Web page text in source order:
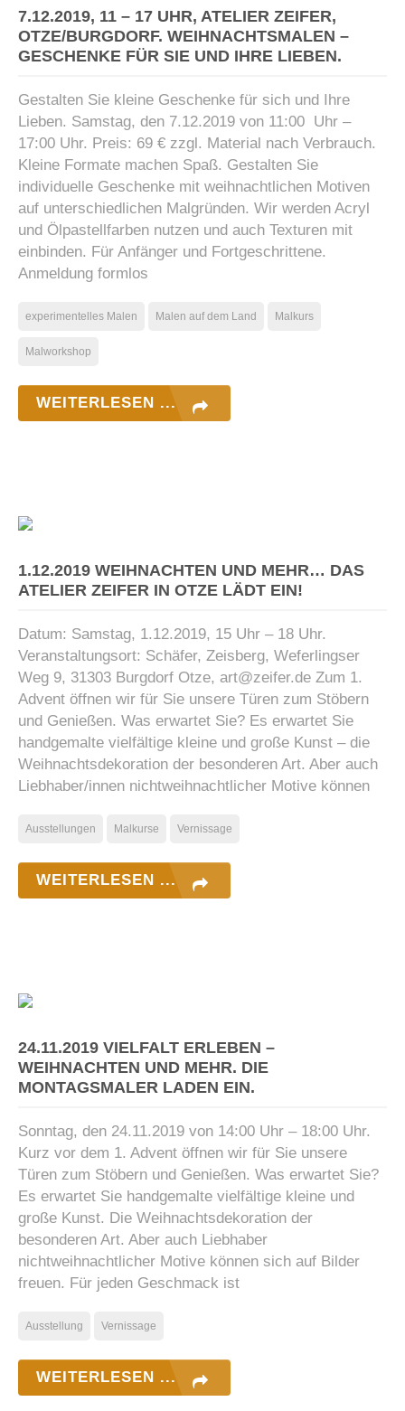
7.12.2019, 11 – 17 UHR, ATELIER ZEIFER,
OTZE/BURGDORF. WEIHNACHTSMALEN –
GESCHENKE FÜR SIE UND IHRE LIEBEN.
Gestalten Sie kleine Geschenke für sich und Ihre
Lieben. Samstag, den 7.12.2019 von 11:00 Uhr –
17:00 Uhr. Preis: 69 € zzgl. Material nach Verbrauch.
Kleine Formate machen Spaß. Gestalten Sie
individuelle Geschenke mit weihnachtlichen Motiven
auf unterschiedlichen Malgründen. Wir werden Acryl
und Ölpastellfarben nutzen und auch Texturen mit
einbinden. Für Anfänger und Fortgeschrittene.
Anmeldung formlos
experimentelles Malen Malen auf dem Land Malkurs
Malworkshop
WEITERLESEN ...
1.12.2019 WEIHNACHTEN UND MEHR… DAS
ATELIER ZEIFER IN OTZE LÄDT EIN!
Datum: Samstag, 1.12.2019, 15 Uhr – 18 Uhr.
Veranstaltungsort: Schäfer, Zeisberg, Weferlingser
Weg 9, 31303 Burgdorf Otze, art@zeifer.de Zum 1.
Advent öffnen wir für Sie unsere Türen zum Stöbern
und Genießen. Was erwartet Sie? Es erwartet Sie
handgemalte vielfältige kleine und große Kunst – die
Weihnachtsdekoration der besonderen Art. Aber auch
Liebhaber/innen nichtweihnachtlicher Motive können
Ausstellungen Malkurse Vernissage
WEITERLESEN ...
24.11.2019 VIELFALT ERLEBEN –
WEIHNACHTEN UND MEHR. DIE
MONTAGSMALER LADEN EIN.
Sonntag, den 24.11.2019 von 14:00 Uhr – 18:00 Uhr.
Kurz vor dem 1. Advent öffnen wir für Sie unsere
Türen zum Stöbern und Genießen. Was erwartet Sie?
Es erwartet Sie handgemalte vielfältige kleine und
große Kunst. Die Weihnachtsdekoration der
besonderen Art. Aber auch Liebhaber
nichtweihnachtlicher Motive können sich auf Bilder
freuen. Für jeden Geschmack ist
Ausstellung Vernissage
WEITERLESEN ...